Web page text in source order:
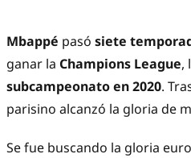
Mbappé pasó siete
ganar la Champions League,
subcampeonato en 2020.
parisino alcanzó la gloria de
Se fue buscando la gloria